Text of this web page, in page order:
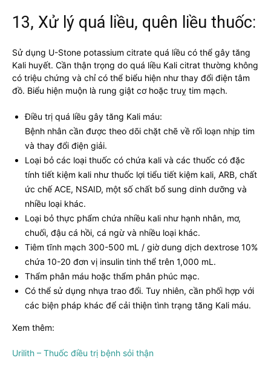
13, Xử lý quá liều, quên liều thuốc:
Sử dụng U-Stone potassium citrate quá liều có thể gây tăng
Kali huyết. Cần thận trọng do quá liều Kali citrat thường không
có triệu chứng và chỉ có thể biểu hiện như thay đổi điện tâm
đồ. Biểu hiện muộn là rung giật cơ hoặc truỵ tim mạch.
Điều trị quá liều gây tăng Kali máu:
Bệnh nhân cần được theo dõi chặt chẽ về rối loạn nhịp tim
và thay đổi điện giải.
Loại bỏ các loại thuốc có chứa kali và các thuốc có đặc
tính tiết kiệm kali như thuốc lợi tiểu tiết kiệm kali, ARB, chất
ức chế ACE, NSAID, một số chất bổ sung dinh dưỡng và
nhiều loại khác.
Loại bỏ thực phẩm chứa nhiều kali như hạnh nhân, mơ,
chuối, đậu cá hồi, cá ngừ và nhiều loại khác.
Tiêm tĩnh mạch 300-500 mL / giờ dung dịch dextrose 10%
chứa 10-20 đơn vị insulin tinh thể trên 1,000 mL.
Thẩm phân máu hoặc thẩm phân phúc mạc.
Có thể sử dụng nhựa trao đổi. Tuy nhiên, cần phối hợp với
các biện pháp khác để cải thiện tình trạng tăng Kali máu.
Xem thêm:
Urilith – Thuốc điều trị bệnh sỏi thận